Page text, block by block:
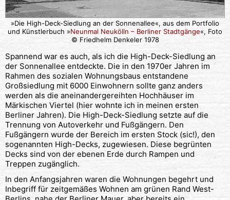
»Die High-Deck-Siedlung an der Sonnenallee«, aus dem Portfolio
und Künstlerbuch »Neunmal Neukölln – Berliner Stadtgänge«, Foto
© Friedhelm Denkeler 1978
Spannend war es auch, als ich die High-Deck-Siedlung an
der Sonnenallee entdeckte. Die in den 1970er Jahren im
Rahmen des sozialen Wohnungsbaus entstandene
Großsiedlung mit 6000 Einwohnern sollte ganz anders
werden als die aneinandergereihten Hochhäuser im
Märkischen Viertel (hier wohnte ich in meinen ersten
Berliner Jahren). Die High-Deck-Siedlung setzte auf die
Trennung von Autoverkehr und Fußgängern. Den
Fußgängern wurde der Bereich im ersten Stock (sic!), den
sogenannten High-Decks, zugewiesen. Diese begrünten
Decks sind von der ebenen Erde durch Rampen und
Treppen zugänglich.
In den Anfangsjahren waren die Wohnungen begehrt und
Inbegriff für zeitgemäßes Wohnen am grünen Rand West-